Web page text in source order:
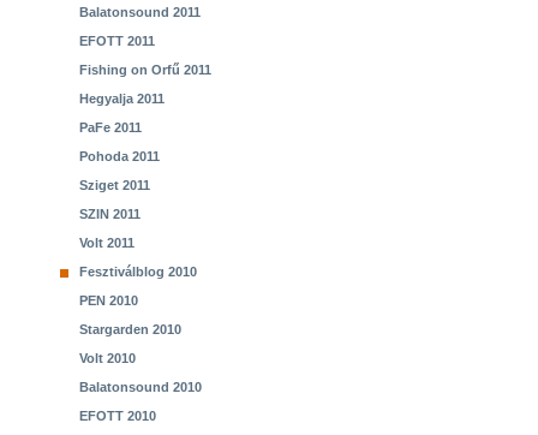
Balatonsound 2011
EFOTT 2011
Fishing on Orfű 2011
Hegyalja 2011
PaFe 2011
Pohoda 2011
Sziget 2011
SZIN 2011
Volt 2011
Fesztiválblog 2010
PEN 2010
Stargarden 2010
Volt 2010
Balatonsound 2010
EFOTT 2010